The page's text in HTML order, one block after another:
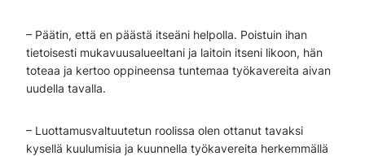
– Päätin, että en päästä itseäni helpolla. Poistuin ihan
tietoisesti mukavuusalueeltani ja laitoin itseni likoon, hän
toteaa ja kertoo oppineensa tuntemaa työkavereita aivan
uudella tavalla.
– Luottamusvaltuutetun roolissa olen ottanut tavaksi
kysellä kuulumisia ja kuunnella työkavereita herkemmällä